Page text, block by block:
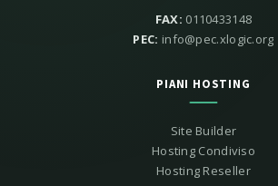
FAX: 0110433148
PEC: info@pec.xlogic.org
PIANI HOSTING
Site Builder
Hosting Condiviso
Hosting Reseller